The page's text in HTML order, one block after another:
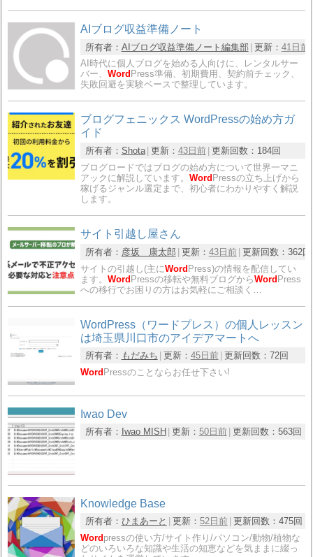
AIブログ収益準備ノート
所有者： AIブログ収益準備ノート編集部 更新： 41日前
AI時代に個人ブログを始める人向けに、レンタルサー
バー、Word Press準備、初期費用、契約前チェック、
失敗回避を実験ベースで整理しています。
ブログフェニックス WordPressの始め方ガ
イド
所有者： Shota 更新： 43日前 更新回数： 184回
ブログロードではブログの始め方について世界一マニ
アックに解説しています。Word Pressの立ち上げから
稼げるジャンル選定まで、初心者にわかりやすく解説
します。
サイト引越し屋さん
所有者： 彦坂 康太郎 更新： 43日前 更新回数： 362回
サイトの引越し(主にWordPress)の情報を配信してい
ます。WordPressの移転や無料ブログからWordPress
への移行でお困りの方はお気軽にご相談く…
WordPress（ワードプレス）の個人レッスン
は埼玉県川口市のアイデアマートへ
所有者： もだみち 更新： 45日前 更新回数： 72回
Word Pressのことならお任せ下さい!
Iwao Dev
所有者： Iwao MISH 更新： 50日前 更新回数： 563回
Knowledge Base
所有者： ひまあーと 更新： 52日前 更新回数： 475回
Word pressの使い方/サイト作り/パソコン/動物/植物な
どのいろいろな知識や生活の知恵などを気ままに綴っ